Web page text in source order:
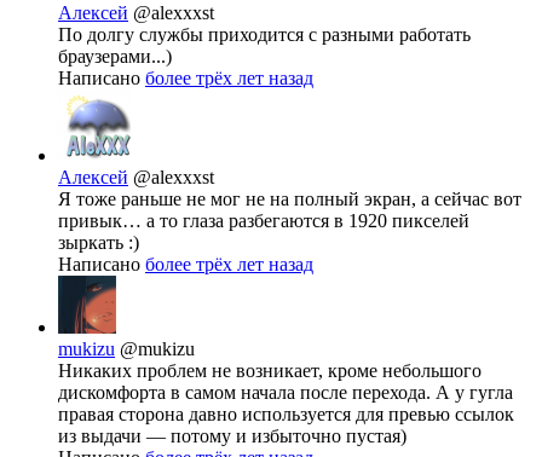
Алексей @alexxxst
По долгу службы приходится с разными работать
браузерами...)
Написано более трёх лет назад
Алексей @alexxxst
Я тоже раньше не мог не на полный экран, а сейчас вот
привык… а то глаза разбегаются в 1920 пикселей
зыркать :)
Написано более трёх лет назад
mukizu @mukizu
Никаких проблем не возникает, кроме небольшого
дискомфорта в самом начала после перехода. А у гугла
правая сторона давно используется для превью ссылок
из выдачи — потому и избыточно пустая)